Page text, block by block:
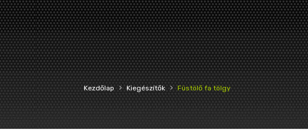
Kezdőlap › Kiegészítők › Füstölő fa tölgy